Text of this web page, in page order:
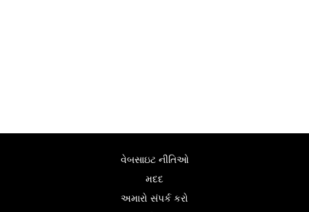
વેબસાઇટ નીતિઓ
મદદ
અમારો સંપર્ક કરો